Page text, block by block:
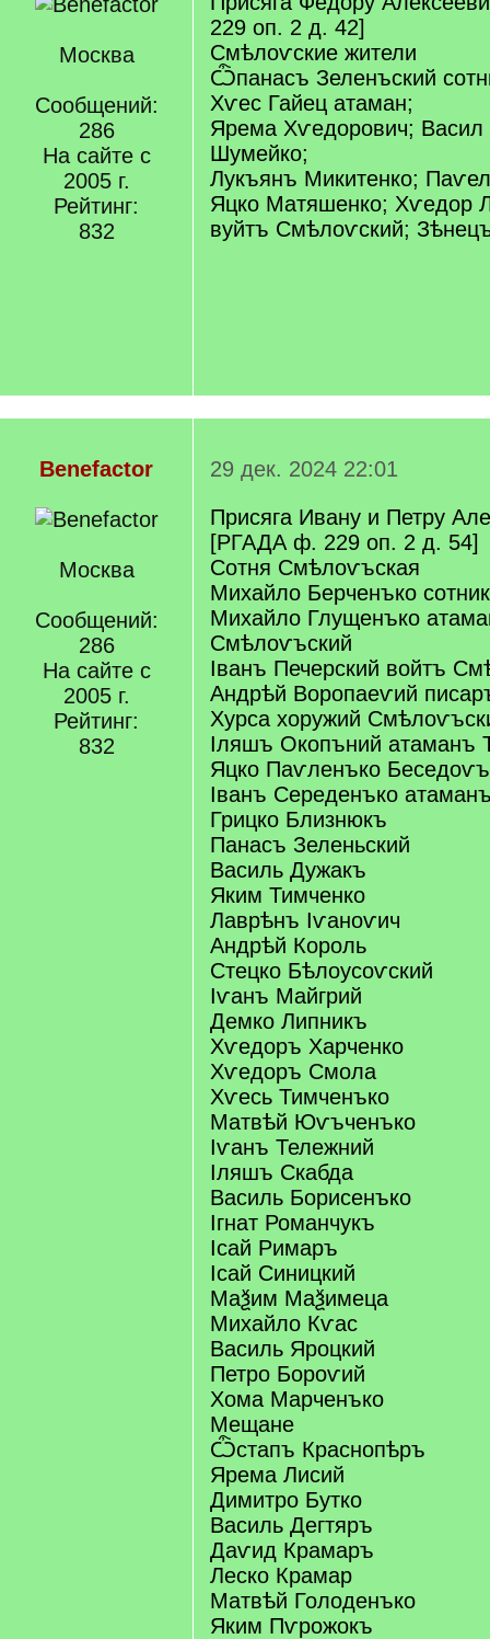
Москва
Сообщений:
286
На сайте с
2005 г.
Рейтинг:
832
229 оп. 2 д. 42]
Смѣлоѵские жители
Ѽпанасъ Зеленъский
Хѵес Гайец атаман;
Ярема Хѵедорович; Васил
Шумейко;
Лукъянъ Микитенко;
Яцко Матяшенко; Хѵедор
вуйтъ Смѣлоѵский;
Benefactor
Москва
Сообщений:
286
На сайте с
2005 г.
Рейтинг:
832
29 дек. 2024 22:01
Присяга Ивану и Петру
[РГАДА ф. 229 оп. 2 д. 54]
Сотня Смѣлоѵъская
Михайло Берченъко
Михайло Глущенъко
Смѣлоѵъский
Іванъ Печерский войтъ
Андрѣй Воропаеѵий
Хурса хоружий
Іляшъ Окопъний атаманъ
Яцко Паѵленъко
Іванъ Середенъко
Грицко Близнюкъ
Панасъ Зеленьский
Василь Дужакъ
Яким Тимченко
Лаврѣнъ Іѵаноѵич
Андрѣй Король
Стецко Бѣлоусоѵский
Іѵанъ Майгрий
Демко Липникъ
Хѵедоръ Харченко
Хѵедоръ Смола
Хѵесь Тимченъко
Матвѣй Юѵъченъко
Іѵанъ Тележний
Іляшъ Скабда
Василь Борисенъко
Ігнат Романчукъ
Ісай Римаръ
Ісай Синицкий
Маѯим Маѯимеца
Михайло Кѵас
Василь Яроцкий
Петро Бороѵий
Хома Марченъко
Мещане
Ѽстапъ Краснопѣръ
Ярема Лисий
Димитро Бутко
Василь Дегтяръ
Даѵид Крамаръ
Леско Крамар
Матвѣй Голоденъко
Яким Пѵрожокъ